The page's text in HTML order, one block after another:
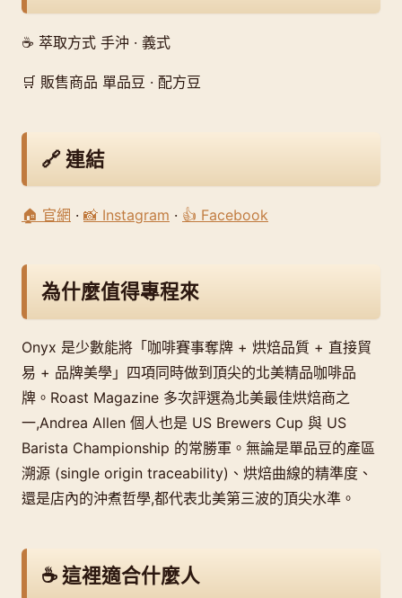
☕ 萃取方式 手沖 · 義式
🛒 販售商品 單品豆 · 配方豆
🔗 連結
🏠 官網 · 📸 Instagram · 👍 Facebook
為什麼值得專程來
Onyx 是少數能將「咖啡賽事奪牌 + 烘焙品質 + 直接貿
易 + 品牌美學」四項同時做到頂尖的北美精品咖啡品
牌。Roast Magazine 多次評選為北美最佳烘焙商之
一,Andrea Allen 個人也是 US Brewers Cup 與 US
Barista Championship 的常勝軍。無論是單品豆的產區
溯源 (single origin traceability)、烘焙曲線的精準度、
還是店內的沖煮哲學,都代表北美第三波的頂尖水準。
☕ 這裡適合什麼人